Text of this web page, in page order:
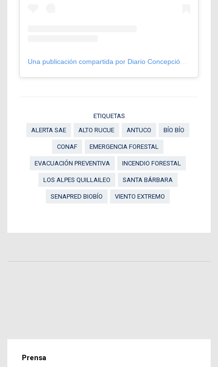
ETIQUETAS
ALERTA SAE
ALTO RUCUE ANTUCO BÍO BÍO
CONAF EMERGENCIA FORESTAL
EVACUACIÓN PREVENTIVA INCENDIO FORESTAL
LOS ALPES QUILLAILEO SANTA BÁRBARA
SENAPRED BIOBÍO VIENTO EXTREMO
Prensa